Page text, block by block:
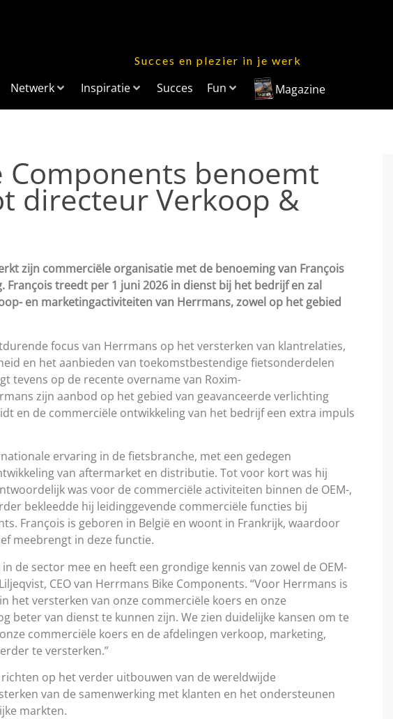
Succes en plezier in je werk
Netwerk Inspiratie Succes Fun Magazine
Components benoemt
directeur Verkoop &
zijn commerciële organisatie met de benoeming van François
François treedt per 1 juni 2026 in dienst bij het bedrijf en zal
en marketingactiviteiten van Herrmans, zowel op het gebied
focus van Herrmans op het versterken van klantrelaties,
en het aanbieden van toekomstbestendige fietsonderdelen
tevens op de recente overname van Roxim-
zijn aanbod op het gebied van geavanceerde verlichting
en de commerciële ontwikkeling van het bedrijf een extra impuls
ervaring in de fietsbranche, met een gedegen
van aftermarket en distributie. Tot voor kort was hij
was voor de commerciële activiteiten binnen de OEM-,
bekleedde hij leidinggevende commerciële functies bij
François is geboren in België en woont in Frankrijk, waardoor
meebrengt in deze functie.
de sector mee en heeft een grondige kennis van zowel de OEM-
CEO van Herrmans Bike Components. “Voor Herrmans is
het versterken van onze commerciële koers en onze
beter van dienst te kunnen zijn. We zien duidelijke kansen om te
commerciële koers en de afdelingen verkoop, marketing,
te versterken.”
op het verder uitbouwen van de wereldwijde
van de samenwerking met klanten en het ondersteunen
markten.